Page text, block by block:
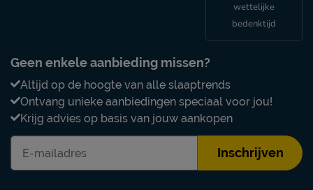
wettelijke
bedenktijd
Geen enkele aanbieding missen?
Altijd op de hoogte van alle slaaptrends
Ontvang unieke aanbiedingen speciaal voor jou!
Krijg advies op basis van jouw aankopen
Inschrijven